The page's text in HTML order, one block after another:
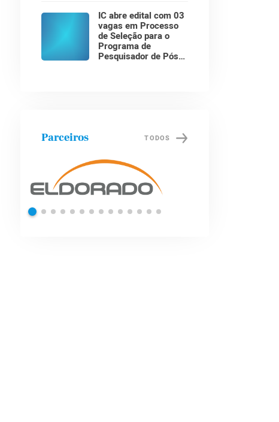
IC abre edital com 03
vagas em Processo
de Seleção para o
Programa de
Pesquisador de Pós-
Parceiros TODOS
Petrobras